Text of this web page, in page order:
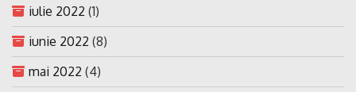
iulie 2022 (1)
iunie 2022 (8)
mai 2022 (4)